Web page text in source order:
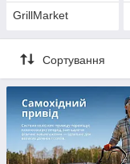
GrillMarket
Сортування